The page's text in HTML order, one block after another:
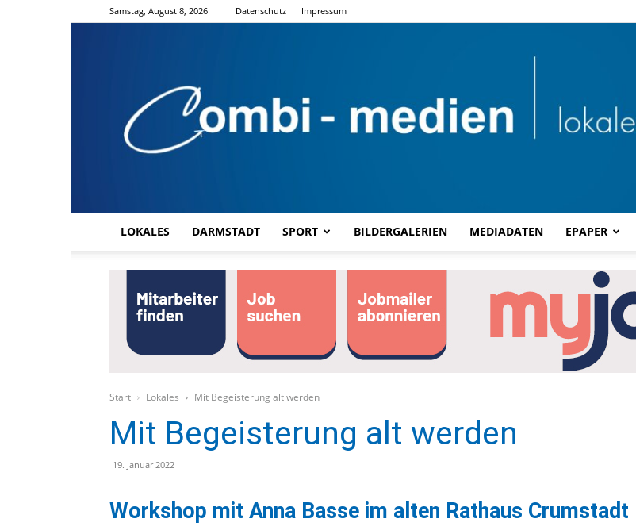
Samstag, August 8, 2026 Datenschutz Impressum
LOKALES DARMSTADT SPORT BILDERGALERIEN MEDIADATEN EPAPER
Start Lokales Mit Begeisterung alt werden
Mit Begeisterung alt werden
19. Januar 2022
Workshop mit Anna Basse im alten Rathaus Crumstadt